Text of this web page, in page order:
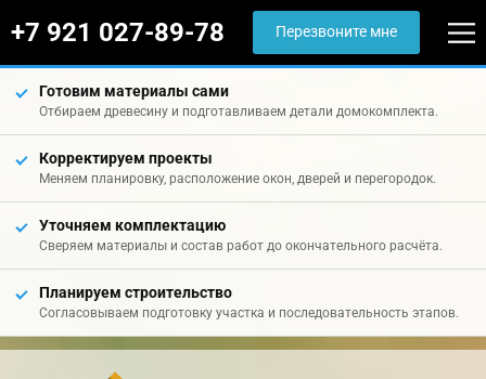
+7 921 027-89-78 Перезвоните мне
Готовим материалы сами
Отбираем древесину и подготавливаем детали домокомплекта.
Корректируем проекты
Меняем планировку, расположение окон, дверей и перегородок.
Уточняем комплектацию
Сверяем материалы и состав работ до окончательного расчёта.
Планируем строительство
Согласовываем подготовку участка и последовательность этапов.